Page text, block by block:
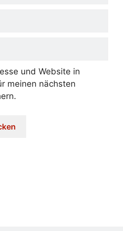
und Website in
meinen nächsten